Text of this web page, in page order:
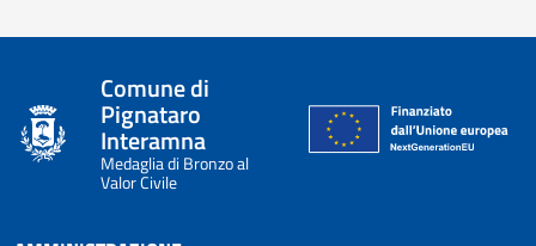
Comune di
Pignataro
Interamna
Medaglia di Bronzo al
Valor Civile